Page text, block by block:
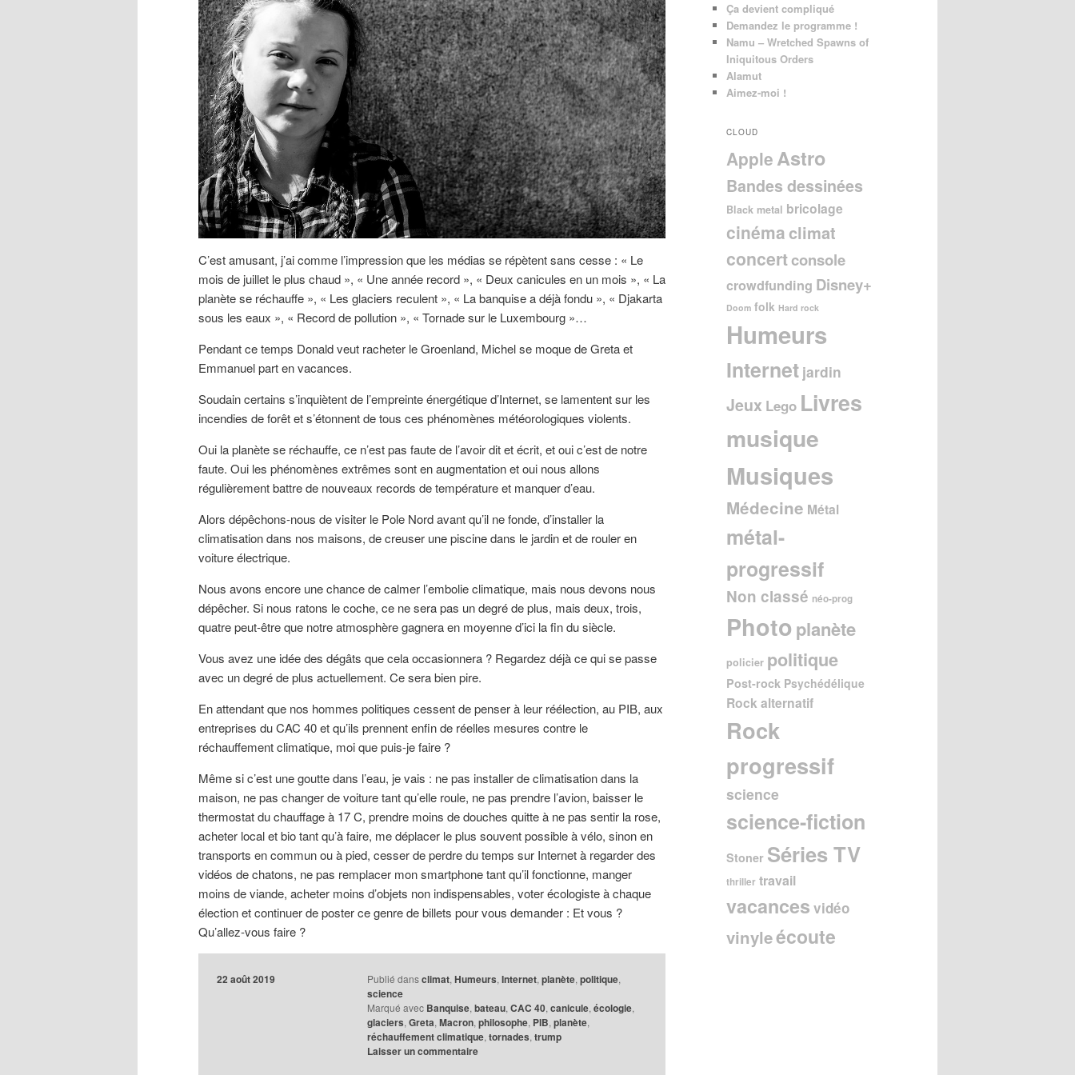
C’est amusant, j’ai comme l’impression que les médias se répètent sans cesse : « Le
mois de juillet le plus chaud », « Une année record », « Deux canicules en un mois », « La
planète se réchauffe », « Les glaciers reculent », « La banquise a déjà fondu », « Djakarta
sous les eaux », « Record de pollution », « Tornade sur le Luxembourg »…
Pendant ce temps Donald veut racheter le Groenland, Michel se moque de Greta et
Emmanuel part en vacances.
Soudain certains s’inquiètent de l’empreinte énergétique d’Internet, se lamentent sur les
incendies de forêt et s’étonnent de tous ces phénomènes météorologiques violents.
Oui la planète se réchauffe, ce n’est pas faute de l’avoir dit et écrit, et oui c’est de notre
faute. Oui les phénomènes extrêmes sont en augmentation et oui nous allons
régulièrement battre de nouveaux records de température et manquer d’eau.
Alors dépêchons-nous de visiter le Pole Nord avant qu’il ne fonde, d’installer la
climatisation dans nos maisons, de creuser une piscine dans le jardin et de rouler en
voiture électrique.
Nous avons encore une chance de calmer l’embolie climatique, mais nous devons nous
dépêcher. Si nous ratons le coche, ce ne sera pas un degré de plus, mais deux, trois,
quatre peut-être que notre atmosphère gagnera en moyenne d’ici la fin du siècle.
Vous avez une idée des dégâts que cela occasionnera ? Regardez déjà ce qui se passe
avec un degré de plus actuellement. Ce sera bien pire.
En attendant que nos hommes politiques cessent de penser à leur réélection, au PIB, aux
entreprises du CAC 40 et qu’ils prennent enfin de réelles mesures contre le
réchauffement climatique, moi que puis-je faire ?
Même si c’est une goutte dans l’eau, je vais : ne pas installer de climatisation dans la
maison, ne pas changer de voiture tant qu’elle roule, ne pas prendre l’avion, baisser le
thermostat du chauffage à 17 C, prendre moins de douches quitte à ne pas sentir la rose,
acheter local et bio tant qu’à faire, me déplacer le plus souvent possible à vélo, sinon en
transports en commun ou à pied, cesser de perdre du temps sur Internet à regarder des
vidéos de chatons, ne pas remplacer mon smartphone tant qu’il fonctionne, manger
moins de viande, acheter moins d’objets non indispensables, voter écologiste à chaque
élection et continuer de poster ce genre de billets pour vous demander : Et vous ?
Qu’allez-vous faire ?
22 août 2019 Publié dans climat,Humeurs,Internet,planète,politique,
science
Marqué avec Banquise,bateau,CAC 40,canicule,écologie,
glaciers,Greta,Macron,philosophe, PIB,planète,
réchauffement climatique,tornades,trump
Laisser un commentaire
Ça devient compliqué
Demandez le programme !
Namu – Wretched Spawns of
Iniquitous Orders
Alamut
Aimez-moi !
CLOUD
Apple Astro
Bandes dessinées
Black metal bricolage
cinéma climat
concertconsole
crowdfunding Disney+
Doom folk Hard rock
Humeurs
Internet jardin
Jeux Lego Livres
musique
Musiques
Médecine Métal
métal-
progressif
Non classé néo-prog
Photo planète
policier politique
Post-rock Psychédélique
Rock alternatif
Rock
progressif
science
science-fiction
Stoner Séries TV
thriller travail
vacances vidéo
vinyleécoute